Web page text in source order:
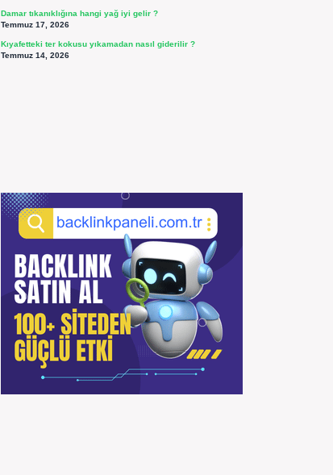
Damar tıkanıklığına hangi yağ iyi gelir ?
Temmuz 17, 2026
Kıyafetteki ter kokusu yıkamadan nasıl giderilir ?
Temmuz 14, 2026